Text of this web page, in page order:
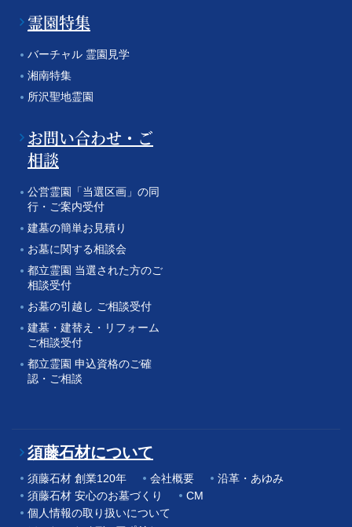
霊園特集
バーチャル 霊園見学
湘南特集
所沢聖地霊園
お問い合わせ・ご
相談
公営霊園「当選区画」の同
行・ご案内受付
建墓の簡単お見積り
お墓に関する相談会
都立霊園 当選された方のご
相談受付
お墓の引越し ご相談受付
建墓・建替え・リフォーム
ご相談受付
都立霊園 申込資格のご確
認・ご相談
須藤石材について
須藤石材 創業120年 会社概要
沿革・あゆみ
須藤石材 安心のお墓づくり
CM
個人情報の取り扱いについて